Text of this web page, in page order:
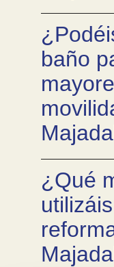
baño
¿Qué